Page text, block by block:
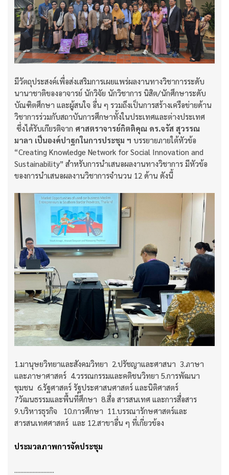
มีวัตถุประสงค์เพื่อส่งเสริมการเผยแพร่ผลงานทางวิชาการระดับ
นานาชาติของอาจารย์ นักวิจัย นักวิชาการ นิสิต/นักศึกษาระดับ
บัณฑิตศึกษา และผู้สนใจ อื่น ๆ รวมถึงเป็นการสร้างเครือข่ายด้าน
วิชาการร่วมกับสถาบันการศึกษาทั้งในประเทศและต่างประเทศ
ซึ่งได้รับเกียรติจาก ศาสตราจารย์กิตติคุณ ดร.จรัส สุวรรณ
มาลา เป็นองค์ปาฐกในการประชุม ฯ บรรยายภายใต้หัวข้อ
“Creating Knowledge Network for Social Innovation and
Sustainability” สำหรับการนำเสนอผลงานทางวิชาการ มีหัวข้อ
ของการนำเสนอผลงานวิชาการจำนวน 12 ด้าน ดังนี้
1.มานุษยวิทยาและสังคมวิทยา 2.ปรัชญาและศาสนา 3.ภาษา
และภาษาศาสตร์ 4.วรรณกรรมและคติชนวิทยา 5.การพัฒนา
ชุมชน 6.รัฐศาสตร์ รัฐประศาสนศาสตร์ และนิติศาสตร์
7วัฒนธรรมและพื้นที่ศึกษา 8.สื่อ สารสนเทศ และการสื่อสาร
9.บริหารธุรกิจ 10.การศึกษา 11.บรรณารักษศาสตร์และ
สารสนเทศศาสตร์ และ 12.สาขาอื่น ๆ ที่เกี่ยวข้อง
ประมวลภาพการจัดประชุม
..........................